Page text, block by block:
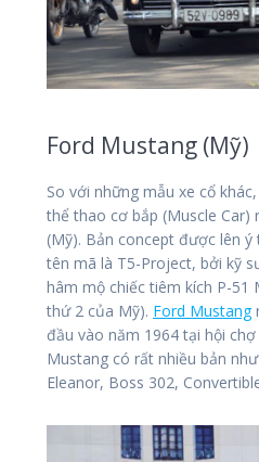
Ford Mustang (Mỹ)
So với những mẫu xe cổ
thể thao cơ bắp (Muscle Car)
(Mỹ). Bản concept được lên
tên mã là T5-Project, bởi kỹ
hâm mộ chiếc tiêm kích P-51
thứ 2 của Mỹ). Ford Mustang
đầu vào năm 1964 tại hội chợ
Mustang có rất nhiều bản
Eleanor, Boss 302,